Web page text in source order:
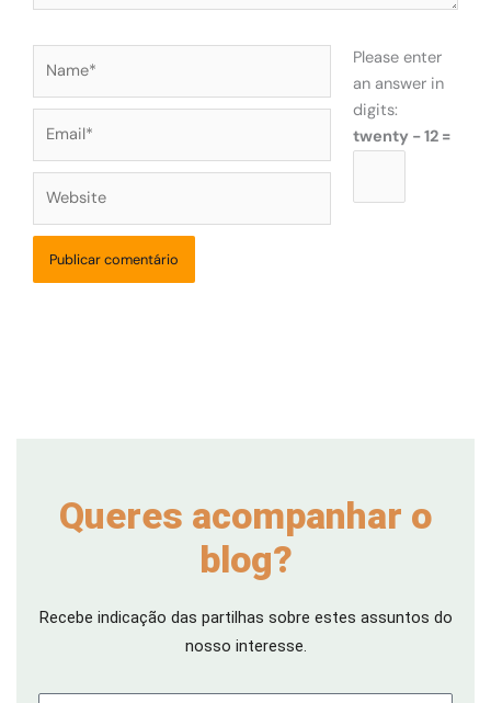
Please enter
an answer in
digits:
twenty − 12 =
Queres acompanhar o
blog?
Recebe indicação das partilhas sobre estes assuntos do
nosso interesse.